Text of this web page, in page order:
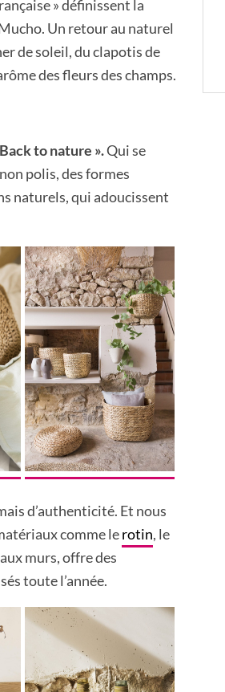
» définissent la
Un retour au naturel
de soleil, du clapotis de
des fleurs des champs.
to nature ».Qui se
polis, des formes
naturels, qui adoucissent
d’authenticité. Et nous
comme lerotin, le
murs, offre des
toute l’année.